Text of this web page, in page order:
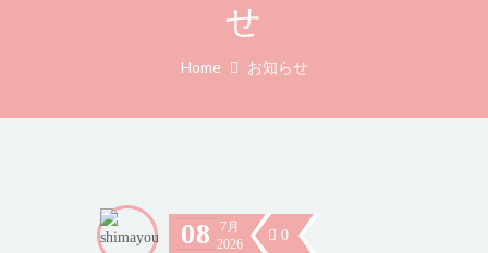
せ
Home お知らせ
08
7月
2026
0